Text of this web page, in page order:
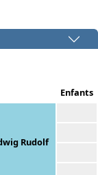
Enfants
Rudolf